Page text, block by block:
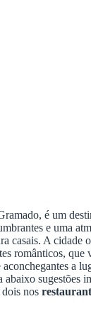
é um
e uma
casais. A cidade
românticos, que
a
sugestões
nos